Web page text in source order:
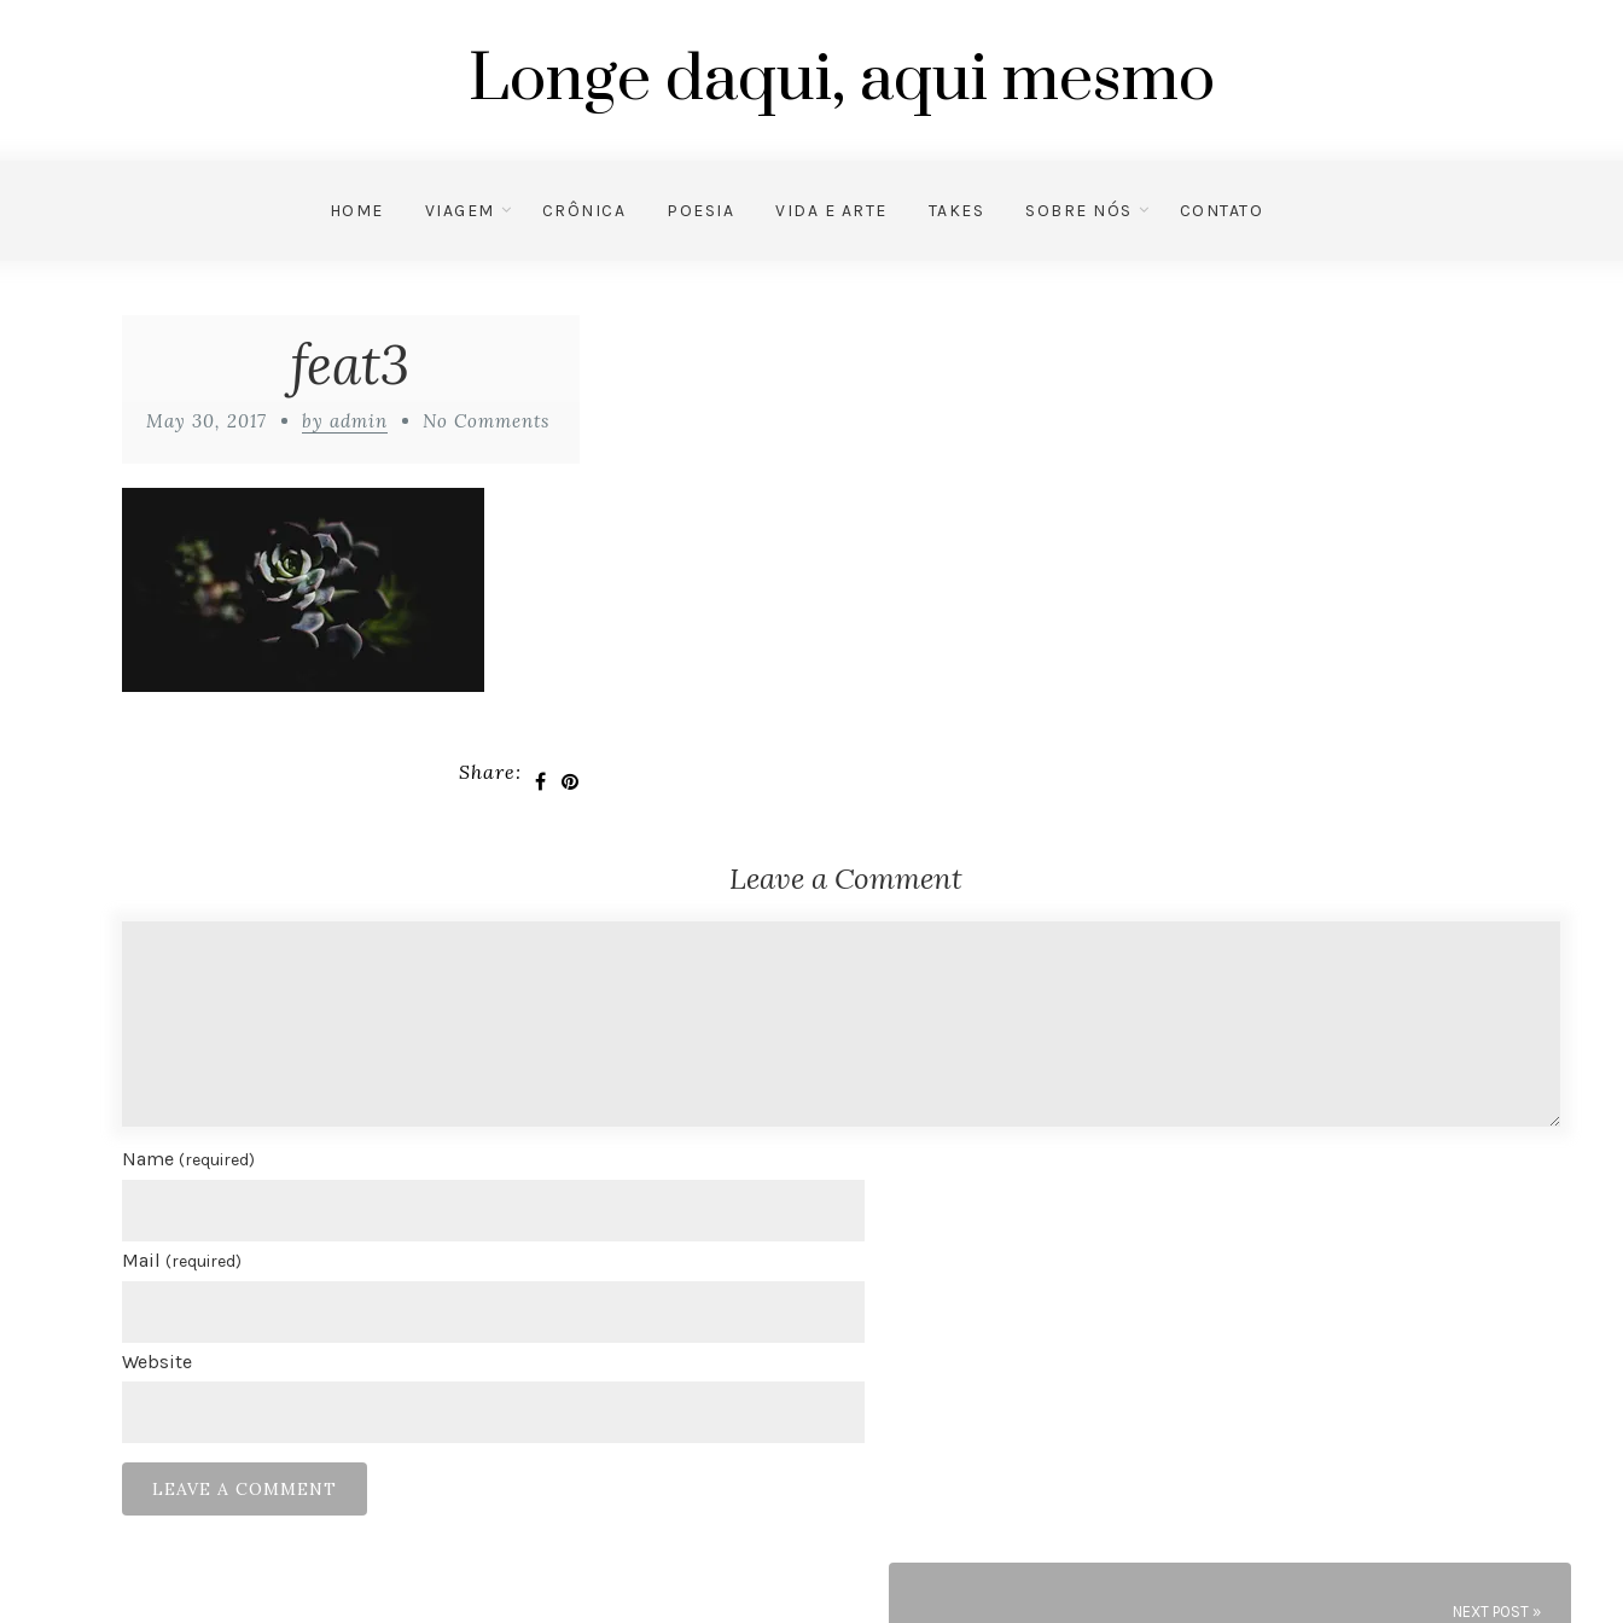
Longe daqui, aqui mesmo
HOME VIAGEM CRÔNICA POESIA VIDA E ARTE TAKES SOBRE NÓS CONTATO
feat3
May 30, 2017 by admin No Comments
Share:
Leave a Comment
Name (required)
Mail (required)
Website
NEXT POST »